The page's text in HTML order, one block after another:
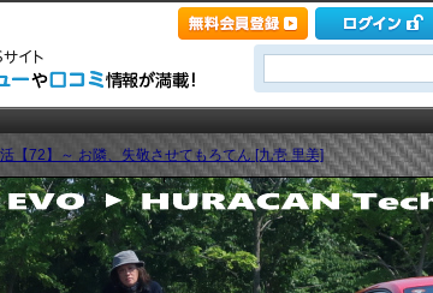
【72】～ お隣、失敬させてもろてん [九壱 里美]